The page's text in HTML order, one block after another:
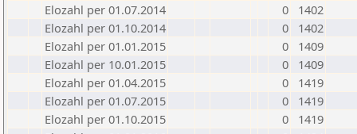
Elozahl per 01.07.2014
0
1402
Elozahl per 01.10.2014
0
1402
Elozahl per 01.01.2015
0
1409
Elozahl per 10.01.2015
0
1409
Elozahl per 01.04.2015
0
1419
Elozahl per 01.07.2015
0
1419
Elozahl per 01.10.2015
0
1419